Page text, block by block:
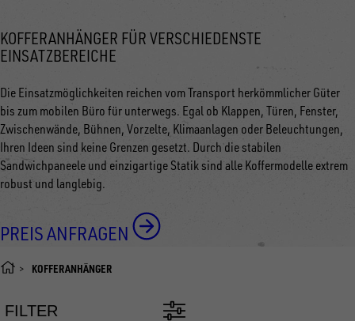
KOFFERANHÄNGER FÜR VERSCHIEDENSTE
EINSATZBEREICHE
Die Einsatzmöglichkeiten reichen vom Transport herkömmlicher Güter
bis zum mobilen Büro für unterwegs. Egal ob Klappen, Türen, Fenster,
Zwischenwände, Bühnen, Vorzelte, Klimaanlagen oder Beleuchtungen,
Ihren Ideen sind keine Grenzen gesetzt. Durch die stabilen
Sandwichpaneele und einzigartige Statik sind alle Koffermodelle extrem
robust und langlebig.
PREIS ANFRAGEN
KOFFERANHÄNGER
FILTER